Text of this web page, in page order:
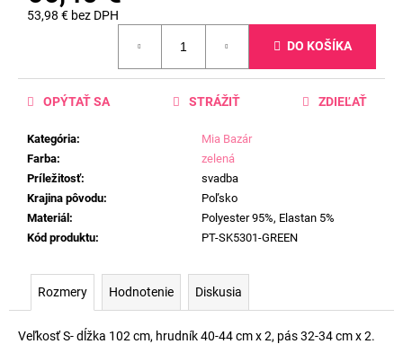
53,98 € bez DPH
DO KOŠÍKA
Kategória:
Mia Bazár
Farba:
zelená
Príležitosť:
svadba
Krajina pôvodu:
Poľsko
Materiál:
Polyester 95%, Elastan 5%
Kód produktu: PT-SK5301-GREEN
OPÝTAŤ SA STRÁŽIŤ ZDIEĽAŤ
Rozmery Hodnotenie Diskusia
Veľkosť S- dĺžka 102 cm, hrudník 40-44 cm x 2, pás 32-34 cm x 2.